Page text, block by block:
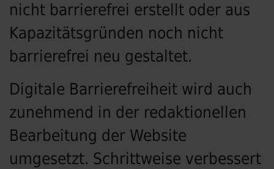
nicht barrierefrei erstellt oder aus
Kapazitätsgründen noch nicht
barrierefrei neu gestaltet.
Digitale Barrierefreiheit wird auch
zunehmend in der redaktionellen
Bearbeitung der Website
umgesetzt. Schrittweise verbessert